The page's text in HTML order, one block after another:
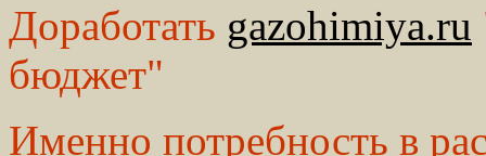
Доработать gazohimiya.ru
бюджет"
Именно потребность в